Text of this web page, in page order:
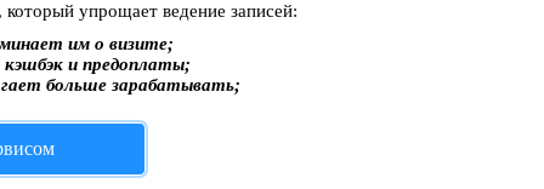
упрощает ведение записей:
им о визите;
кэшбэк и предоплаты;
больше зарабатывать;